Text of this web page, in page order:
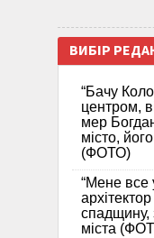
ВИБІР
“Бачу
центром,
мер
місто,
(ФОТО)
“Мене все
спадщину,
міста